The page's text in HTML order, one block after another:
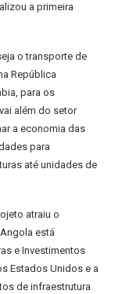
a primeira
o transporte de
República
para os
além do setor
a economia das
para
até unidades de
atraiu o
está
e Investimentos
Estados Unidos e a
de infraestrutura